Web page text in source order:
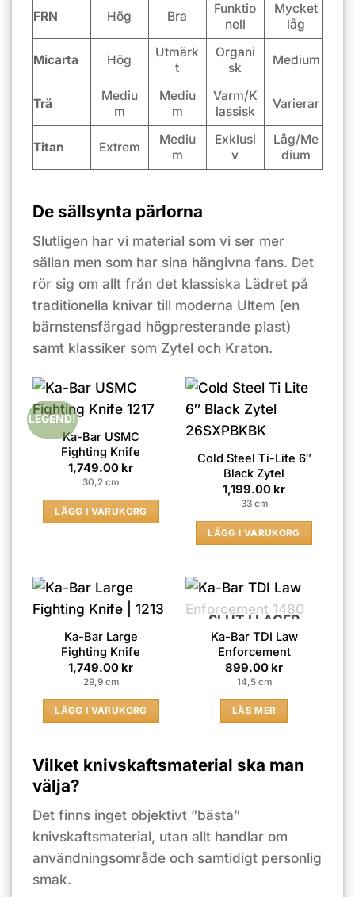
FRN Hög Bra
Funktio
nell
Mycket
låg
Micarta Hög
Utmärk
t
Organi
sk
Medium
Trä
Mediu
m
Mediu
m
Varm/K
lassisk
Varierar
Titan Extrem
Mediu
m
Exklusi
v
Låg/Me
dium
De sällsynta pärlorna
Slutligen har vi material som vi ser mer
sällan men som har sina hängivna fans. Det
rör sig om allt från det klassiska Lädret på
traditionella knivar till moderna Ultem (en
bärnstensfärgad högpresterande plast)
samt klassiker som Zytel och Kraton.
LEGEND!
Ka-Bar USMC
Fighting Knife
1,749.00 kr
30,2 cm
LÄGG I VARUKORG
Cold Steel Ti-Lite 6″
Black Zytel
1,199.00 kr
33 cm
LÄGG I VARUKORG
Ka-Bar Large
Fighting Knife
1,749.00 kr
29,9 cm
LÄGG I VARUKORG
SLUT I LAGER
Ka-Bar TDI Law
Enforcement
899.00 kr
14,5 cm
LÄS MER
Vilket knivskaftsmaterial ska man
välja?
Det finns inget objektivt ”bästa”
knivskaftsmaterial, utan allt handlar om
användningsområde och samtidigt personlig
smak.